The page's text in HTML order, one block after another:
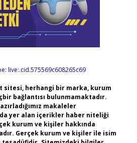
live:.cid.575569c608265c69
sitesi, herhangi bir marka, kurum
bağlantısı bulunmamaktadır.
makaleler
yer alan içerikler haber niteliği
kurum ve kişiler hakkında
Gerçek kurum ve kişiler ile isim